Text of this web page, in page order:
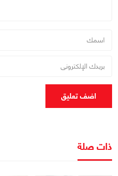
اضف تعليق
ذات صلة